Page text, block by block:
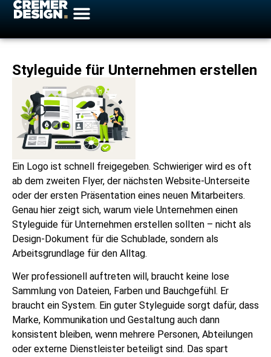
Styleguide für Unternehmen erstellen
Ein Logo ist schnell freigegeben. Schwieriger wird es oft
ab dem zweiten Flyer, der nächsten Website-Unterseite
oder der ersten Präsentation eines neuen Mitarbeiters.
Genau hier zeigt sich, warum viele Unternehmen einen
Styleguide für Unternehmen erstellen sollten – nicht als
Design-Dokument für die Schublade, sondern als
Arbeitsgrundlage für den Alltag.
Wer professionell auftreten will, braucht keine lose
Sammlung von Dateien, Farben und Bauchgefühl. Er
braucht ein System. Ein guter Styleguide sorgt dafür, dass
Marke, Kommunikation und Gestaltung auch dann
konsistent bleiben, wenn mehrere Personen, Abteilungen
oder externe Dienstleister beteiligt sind. Das spart